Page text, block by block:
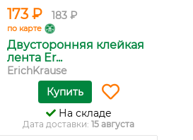
173 ₽ 183 ₽
по карте
Двусторонняя клейкая
лента Er...
ErichKrause
Купить
На складе
Дата доставки: 15 августа